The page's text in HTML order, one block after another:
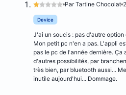
Par Tartine Chocolat
Device
J'ai un soucis : pas d'autre
Mon petit pc n'en a pas. L'appli
pas le pc de l'année dernière. Ça
d'autres possibilités, par
très bien, par bluetooth aussi...
inutile aujourd'hui... Dommage.